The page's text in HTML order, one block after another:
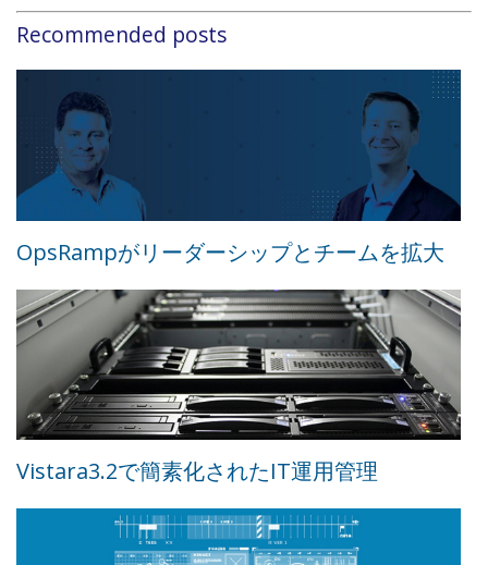
Recommended posts
OpsRampがリーダーシップとチームを拡大
Vistara3.2で簡素化されたIT運用管理